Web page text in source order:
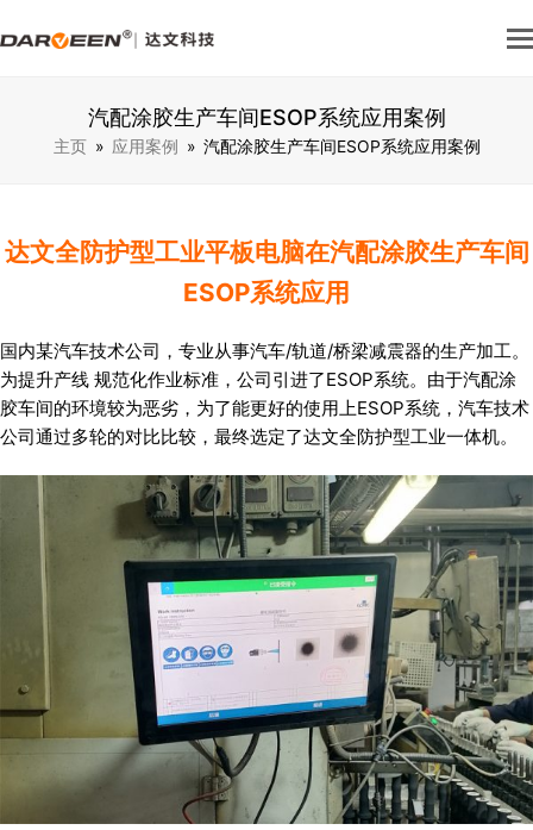
汽配涂胶生产车间ESOP系统应用案例
主页 » 应用案例 » 汽配涂胶生产车间ESOP系统应用案例
达文全防护型工业平板电脑在汽配涂胶生产车间
ESOP系统应用
国内某汽车技术公司，专业从事汽车/轨道/桥梁减震器的生产加工。
为提升产线 规范化作业标准，公司引进了ESOP系统。由于汽配涂
胶车间的环境较为恶劣，为了能更好的使用上ESOP系统，汽车技术
公司通过多轮的对比比较，最终选定了达文全防护型工业一体机。